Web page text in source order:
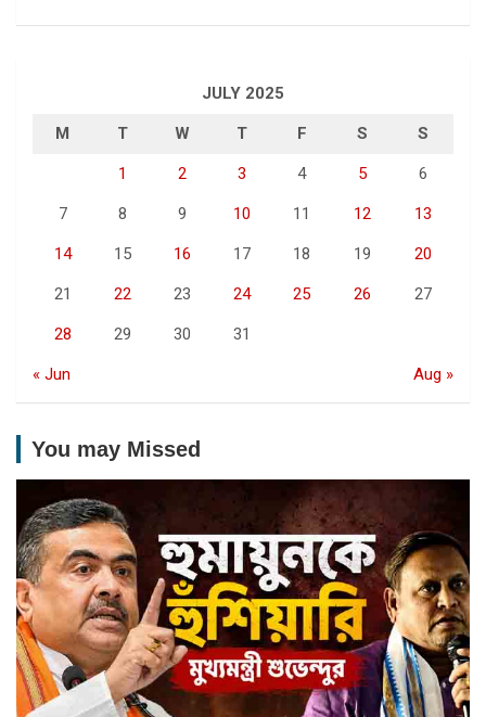
JULY 2025
M T W T F S S
1 2 3 4 5 6
7 8 9 10 11 12 13
14 15 16 17 18 19 20
21 22 23 24 25 26 27
28 29 30 31
« Jun Aug »
You may Missed